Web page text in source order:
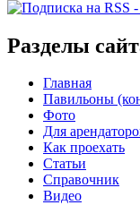
Разделы
Главная
Павильоны
Фото
Для
Как проехать
Статьи
Справочник
Видео